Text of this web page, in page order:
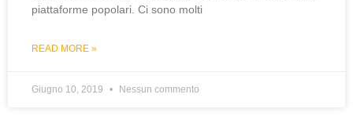
piattaforme popolari. Ci sono molti
READ MORE »
Giugno 10, 2019 Nessun commento